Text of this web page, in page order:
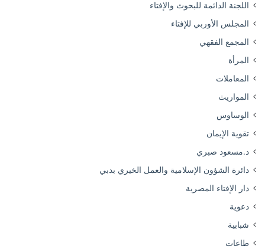
اللجنة الدائمة للبحوث والإفتاء
المجلس الأوربي للإفتاء
المجمع الفقهي
المرأة
المعاملات
المواريث
الوساوس
تقوية الإيمان
د.مسعود صبري
دائرة الشؤون الإسلامية والعمل الخيري بدبي
دار الإفتاء المصرية
دعوية
شبابية
طاعات